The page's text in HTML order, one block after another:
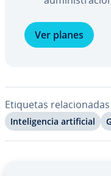
Ver planes
Etiquetas re­la­cio­na­das
In­te­li­ge­n­cia ar­ti­fi­cial